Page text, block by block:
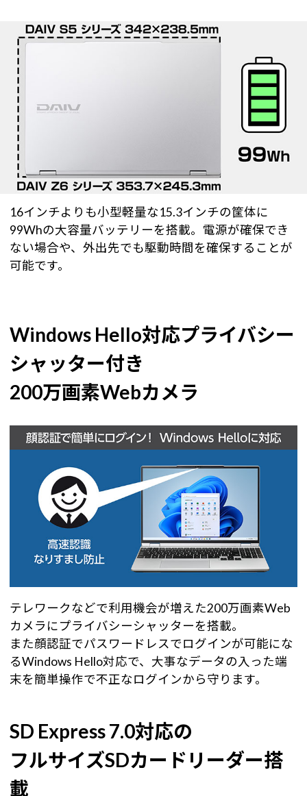
16インチよりも小型軽量な15.3インチの筐体に
99Whの大容量バッテリーを搭載。電源が確保でき
ない場合や、外出先でも駆動時間を確保することが
可能です。
Windows Hello対応プライバシー
シャッター付き
200万画素Webカメラ
テレワークなどで利用機会が増えた200万画素Web
カメラにプライバシーシャッターを搭載。
また顔認証でパスワードレスでログインが可能にな
るWindows Hello対応で、大事なデータの入った端
末を簡単操作で不正なログインから守ります。
SD Express 7.0対応の
フルサイズSDカードリーダー搭
載